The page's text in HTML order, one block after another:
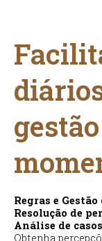
Regras e
Resolução de
Análise de
Obtenha